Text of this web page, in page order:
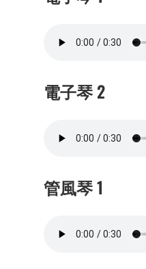
電子琴 2
管風琴 1